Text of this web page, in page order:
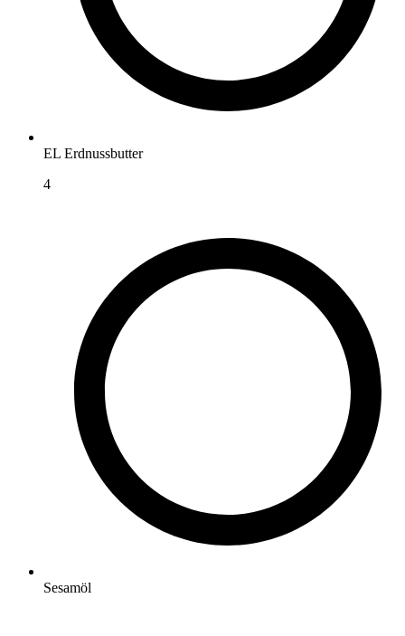
EL Erdnussbutter
4
Sesamöl